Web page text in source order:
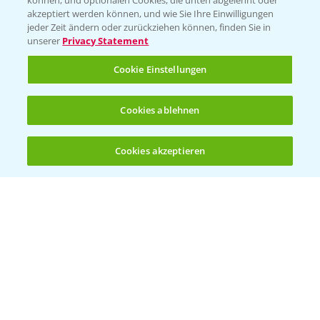
(noch 4)
T.+49 (0)174 346 564 1
KONTAKT
Hilfe in Notfällen
+49 (0)214/30-20220
akzeptiert werden können, und wie Sie Ihre Einwilligungen
jeder Zeit ändern oder zurückziehen können, finden Sie in
unserer Privacy Statement
Cookie Einstellungen
Cookies ablehnen
Cookies akzeptieren